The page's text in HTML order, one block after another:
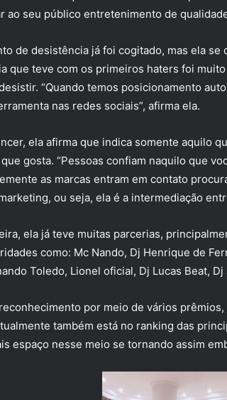
ao seu público entretenimento de
de desistência já foi cogitado, mas ela
que teve com os primeiros haters foi
“Quando temos posicionamento
nas redes sociais”, afirma ela.
ela afirma que indica somente aquilo
gosta. “Pessoas confiam naquilo que
as marcas entram em contato
ou seja, ela é a intermediação
ela já teve muitas parcerias,
como: Mc Nando, Dj Henrique de
Toledo, Lionel oficial, Dj Lucas Beat,
por meio de vários
também está no ranking das
espaço nesse meio se tornando assim